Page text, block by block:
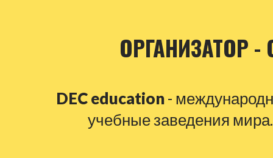
ОРГАНИЗАТОР -
DEC education-
учебные заведения